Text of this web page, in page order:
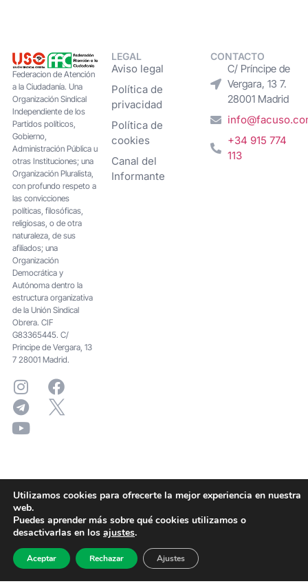
Federacion de Atención
a la Ciudadanía. Una
Organización Sindical
Independiente de los
Partidos políticos,
Gobierno,
Administración Pública u
otras Instituciones; una
Organización Pluralista,
con profundo respeto a
las convicciones
políticas, filosóficas,
religiosas, o de otra
naturaleza, de sus
afiliados; una
Organización
Democrática y
Autónoma dentro la
estructura organizativa
de la Unión Sindical
Obrera. CIF
G83365445. C/
Principe de Vergara, 13
7 28001 Madrid.
LEGAL
Aviso legal
Política de
privacidad
Política de
cookies
Canal del
Informante
CONTACTO
C/ Príncipe de
Vergara, 13 7.
28001 Madrid
+34 915 774
113
Utilizamos cookies para ofrecerte la mejor experiencia en nuestra
web.
Puedes aprender más sobre qué cookies utilizamos o
desactivarlas en los ajustes.
Aceptar Rechazar Ajustes